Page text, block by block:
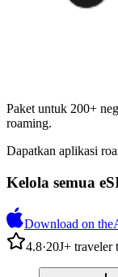
Paket untuk 200+
roaming.
Dapatkan aplikasi
Kelola semua
Download on the
4.8·20J+ traveler